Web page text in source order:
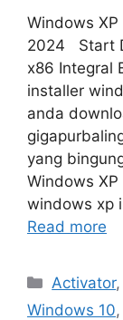
Windows
2024 Start
x86 Integral
installer
anda
yang
Windows
windows xp
Read more
Activator,
Windows 10,